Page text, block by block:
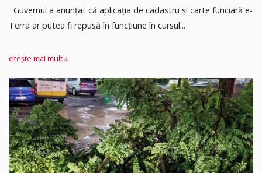
Guvernul a anunțat că aplicația de cadastru și carte funciară e-
Terra ar putea fi repusă în funcțiune în cursul...
citește mai mult »